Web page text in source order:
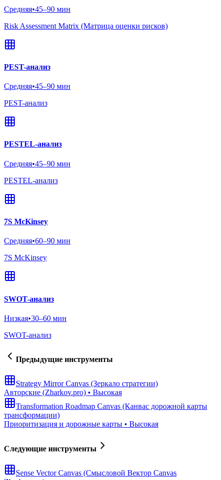
Средняя•45–90 мин
Risk Assessment Matrix (Матрица оценки рисков)
PEST-анализ
Средняя•45–90 мин
PEST-анализ
PESTEL-анализ
Средняя•45–90 мин
PESTEL-анализ
7S McKinsey
Средняя•60–90 мин
7S McKinsey
SWOT-анализ
Низкая•30–60 мин
SWOT-анализ
Предыдущие инструменты
Strategy Mirror Canvas (Зеркало стратегии)
Авторские (Zharkov.pro) • Высокая
Transformation Roadmap Canvas (Канвас дорожной карты
трансформации)
Приоритизация и дорожные карты • Высокая
Следующие инструменты
Sense Vector Canvas (Смысловой Вектор Canvas